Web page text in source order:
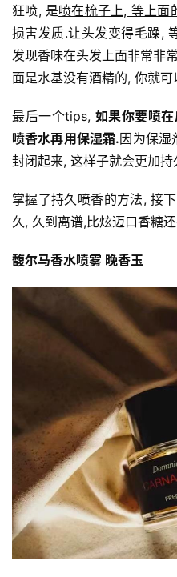
狂喷, 是喷在梳子上, 等上面
损害发质.让头发变得毛躁,
发现香味在头发上面非常非
面是水基没有酒精的, 你就
最后一个tips, 如果你要喷
喷香水再用保湿霜.因为保湿
封闭起来, 这样子就会更加持
掌握了持久喷香的方法, 接
久, 久到离谱,比炫迈口香糖
馥尔马香水喷雾 晚香玉